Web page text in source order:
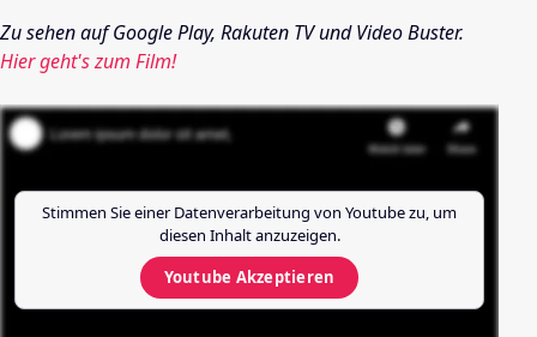
Zu sehen auf Google Play, Rakuten TV und Video Buster.
Hier geht's zum Film!
Stimmen Sie einer Datenverarbeitung von Youtubezu, um
diesen Inhalt anzuzeigen.
Youtube Akzeptieren